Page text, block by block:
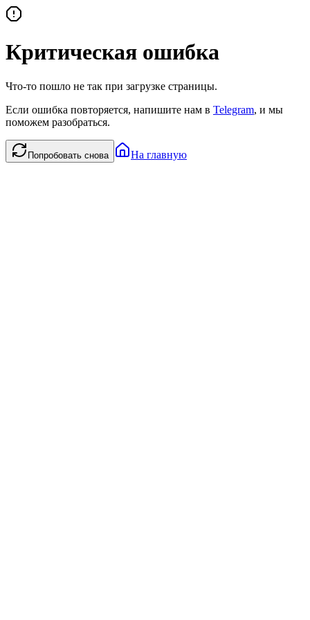
Критическая ошибка
Что-то пошло не так при загрузке страницы.
Если ошибка повторяется, напишите нам в Telegram, и мы
поможем разобраться.
Попробовать снова На главную